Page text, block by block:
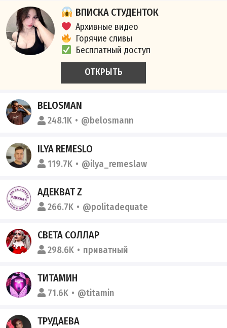
ВПИСКА СТУДЕНТОК
Архивные видео
Горячие сливы
Бесплатный доступ
ОТКРЫТЬ
BELOSMAN
248.1K @belosmann
ILYA REMESLO
119.7K @ilya_remeslaw
АДЕКВАТ Z
266.7K @politadequate
СВЕТА СОЛЛАР
298.6K приватный
ТИТАМИН
71.6K @titamin
ТРУДАЕВА